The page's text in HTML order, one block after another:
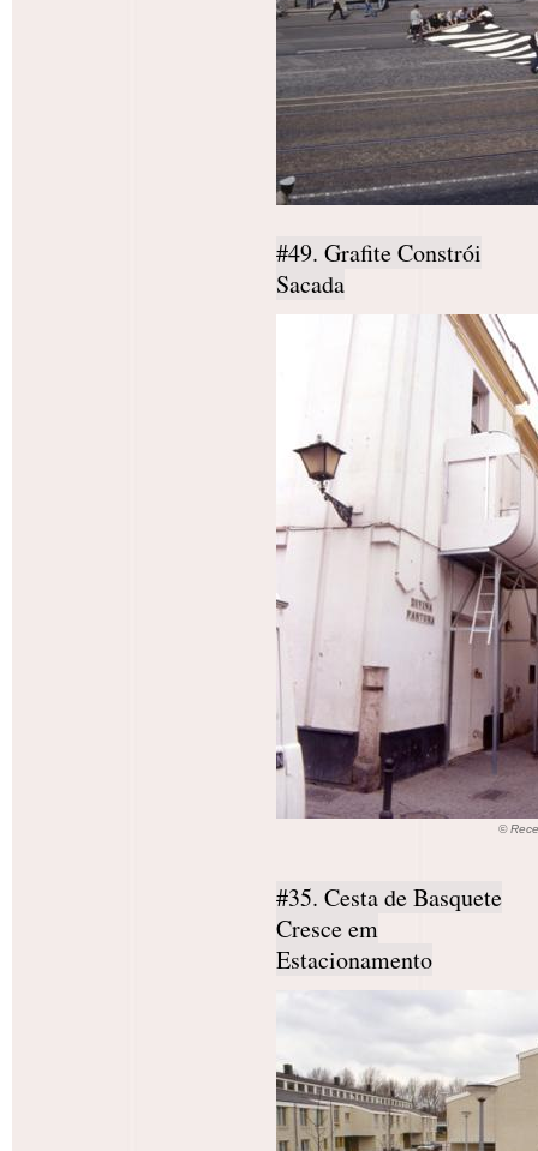
#49. Grafite Constrói
Sacada
©
#35. Cesta de Basquete
Cresce em
Estacionamento